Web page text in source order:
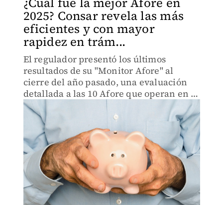
2025? Consar revela las más
eficientes y con mayor
rapidez en trám...
El regulador presentó los últimos
resultados de su "Monitor Afore" al
cierre del año pasado, una evaluación
detallada a las 10 Afore que operan en el
país.